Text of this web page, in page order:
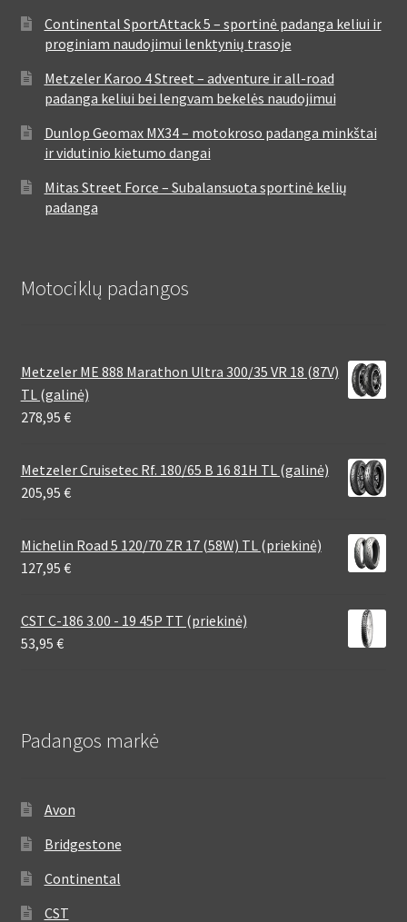
Continental SportAttack 5 – sportinė padanga keliui ir
proginiam naudojimui lenktynių trasoje
Metzeler Karoo 4 Street – adventure ir all-road
padanga keliui bei lengvam bekelės naudojimui
Dunlop Geomax MX34 – motokroso padanga minkštai
ir vidutinio kietumo dangai
Mitas Street Force – Subalansuota sportinė kelių
padanga
Motociklų padangos
Metzeler ME 888 Marathon Ultra 300/35 VR 18 (87V)
TL (galinė)
278,95 €
Metzeler Cruisetec Rf. 180/65 B 16 81H TL (galinė)
205,95 €
Michelin Road 5 120/70 ZR 17 (58W) TL (priekinė)
127,95 €
CST C-186 3.00 - 19 45P TT (priekinė)
53,95 €
Padangos markė
Avon
Bridgestone
Continental
CST